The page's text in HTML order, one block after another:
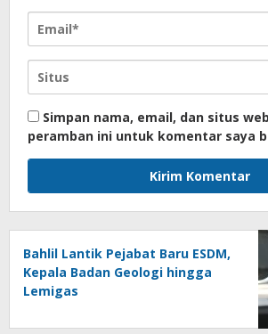
Simpan nama, email, dan situs
peramban ini untuk komentar saya
Bahlil Lantik Pejabat Baru ESDM,
Kepala Badan Geologi hingga
Lemigas